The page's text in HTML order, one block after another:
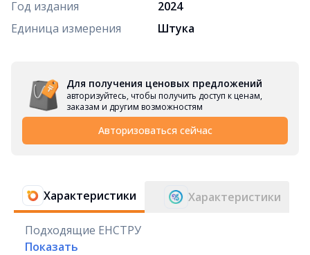
Год издания
2024
Единица измерения
Штука
Для получения ценовых предложений
авторизуйтесь, чтобы получить доступ к ценам,
заказам и другим возможностям
Авторизоваться сейчас
Характеристики Характеристики
Подходящие ЕНСТРУ
Показать